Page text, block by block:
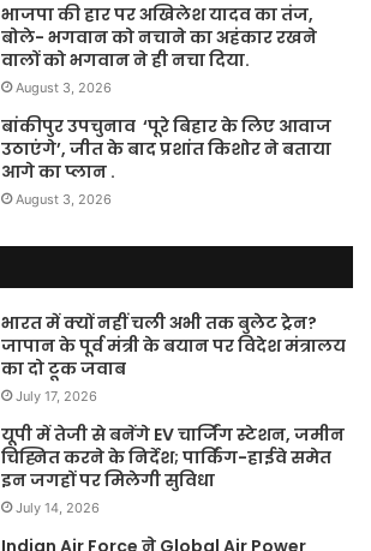
भाजपा की हार पर अखिलेश यादव का तंज,
बोले- भगवान को नचाने का अहंकार रखने
वालों को भगवान ने ही नचा दिया.
August 3, 2026
बांकीपुर उपचुनाव ‘पूरे बिहार के लिए आवाज
उठाएंगे’, जीत के बाद प्रशांत किशोर ने बताया
आगे का प्लान .
August 3, 2026
भारत में क्यों नहीं चली अभी तक बुलेट ट्रेन?
जापान के पूर्व मंत्री के बयान पर विदेश मंत्रालय
का दो टूक जवाब
July 17, 2026
यूपी में तेजी से बनेंगे EV चार्जिंग स्टेशन, जमीन
चिह्नित करने के निर्देश; पार्किंग-हाईवे समेत
इन जगहों पर मिलेगी सुविधा
July 14, 2026
Indian Air Force ने Global Air Power